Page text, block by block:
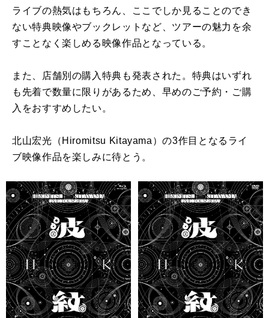
ライブの熱気はもちろん、
ここでしか見ることのでき
ない特典映像やブックレットなど、 ツアーの魅力を余
すことなく楽しめる映像作品となっている。
また、店舗別の購入特典も発表された。 特典はいずれ
も先着で数量に限りがあるため、早めのご予約・ ご購
入をおすすめしたい。
北山宏光（Hiromitsu Kitayama）の3作目となるライ
ブ映像作品を楽しみに待とう。